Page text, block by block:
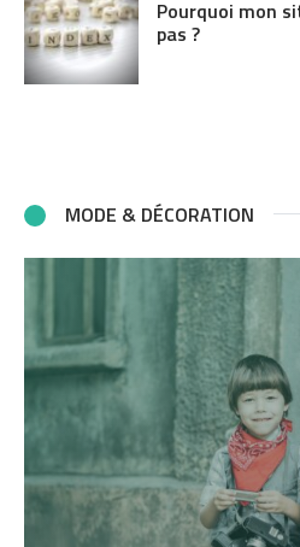
Pourquoi mon
pas ?
MODE & DÉCORATION